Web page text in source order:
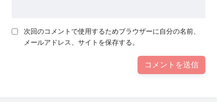
次回のコメントで使用するためブラウザーに自分の名前、
メールアドレス、サイトを保存する。